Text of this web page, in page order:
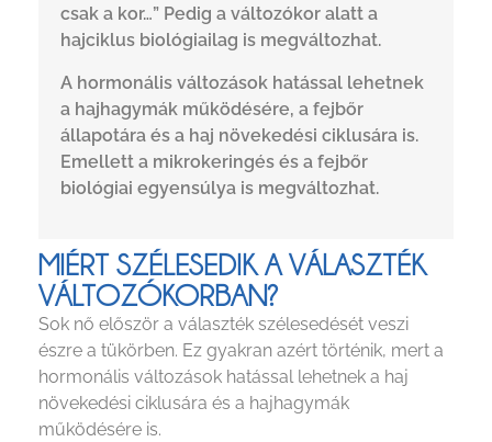
csak a kor…” Pedig a változókor alatt a
hajciklus biológiailag is megváltozhat.
A hormonális változások hatással lehetnek
a hajhagymák működésére, a fejbőr
állapotára és a haj növekedési ciklusára is.
Emellett a mikrokeringés és a fejbőr
biológiai egyensúlya is megváltozhat.
MIÉRT SZÉLESEDIK A VÁLASZTÉK
VÁLTOZÓKORBAN?
Sok nő először a választék szélesedését veszi
észre a tükörben. Ez gyakran azért történik, mert a
hormonális változások hatással lehetnek a haj
növekedési ciklusára és a hajhagymák
működésére is.